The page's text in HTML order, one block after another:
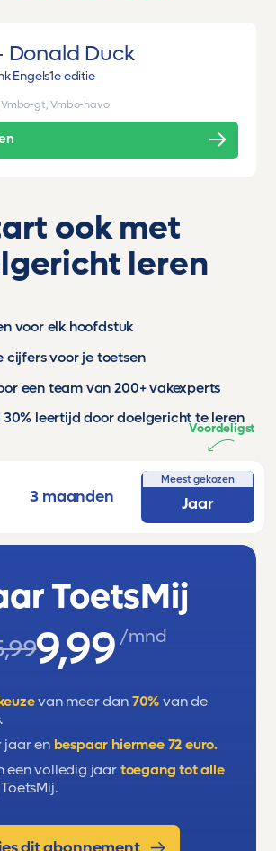
Donald Duck
Engels1e editie
gt, Vmbo-havo
ook met
leren
voor elk hoofdstuk
cijfers voor je toetsen
een team van 200+ vakexperts
leertijd door doelgericht te leren
3 maanden
Meest gekozen
Jaar
Voordeligst
ToetsMij
9,99 /mnd
van meer dan 70% van de
jaar en bespaar hiermee 72 euro.
een volledig jaar toegang tot alle